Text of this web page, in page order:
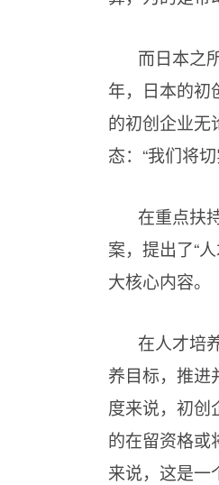
而日本之
年，日本的初
的初创企业无
态：“我们将
在重点扶
案，提出了“
大核心内容。
在人才培
养目标，推进
度来说，初创
的在留资格或
来说，这是一